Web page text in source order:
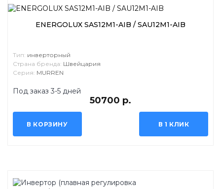
ENERGOLUX SAS12M1-AIB / SAU12M1-AIB
Тип: инверторный
Страна бренда: Швейцария
Серия: MURREN
Под заказ 3-5 дней
50700 р.
В КОРЗИНУ В 1 КЛИК